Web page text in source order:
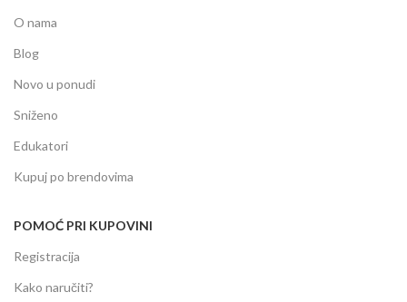
O nama
Blog
Novo u ponudi
Sniženo
Edukatori
Kupuj po brendovima
POMOĆ PRI KUPOVINI
Registracija
Kako naručiti?